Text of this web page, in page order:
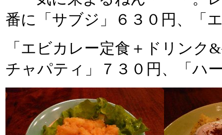
番に「サブジ」６３０円、「
「エビカレー定食＋ドリンク
チャパティ」７３０円、「ハ